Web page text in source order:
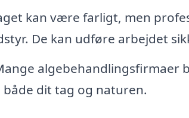
kan være farligt, men
De kan udføre arbejdet
algebehandlingsfirmaer
dit tag og naturen.